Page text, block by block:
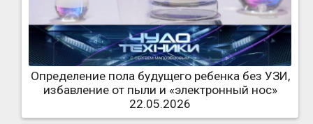
Определение пола будущего ребенка без УЗИ,
избавление от пыли и «электронный нос»
22.05.2026